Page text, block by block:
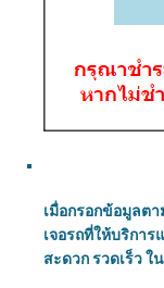
เมื่อกรอกข้อมูลต
เจอรถที่ให้บริการ
สะดวก รวดเร็ว ใ